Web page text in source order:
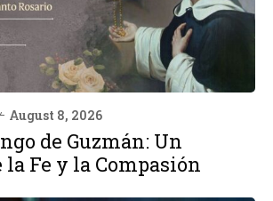
August 8, 2026
de Guzmán: Un
la Fe y la Compasión